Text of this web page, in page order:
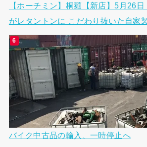
【ホーチミン】桐麺【新店】5月26
がレタントンに こだわり抜いた自家
バイク中古品の輸入、一時停止へ